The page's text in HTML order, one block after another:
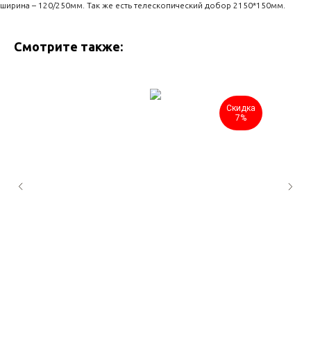
ширина – 120/250мм. Так же есть телескопический добор 2150*150мм.
Смотрите также:
Скидка
7%